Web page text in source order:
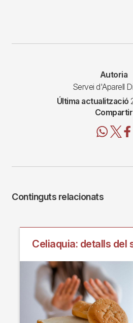
Autoria
Servei d'Aparell
Última actualització
Compartir
Continguts relacionats
Celiaquia: detalls del